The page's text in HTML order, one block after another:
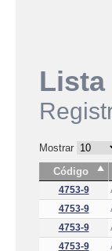
Lista
Mostrar
Código
4753-9
4753-9
4753-9
4753-9